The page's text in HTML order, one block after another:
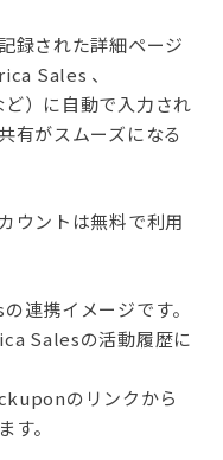
録された詳細ページ
Sales 、
）に自動で入力され
有がスムーズになる
ウントは無料で利用
連携イメージです。
Salesの活動履歴に
のリンクから
。